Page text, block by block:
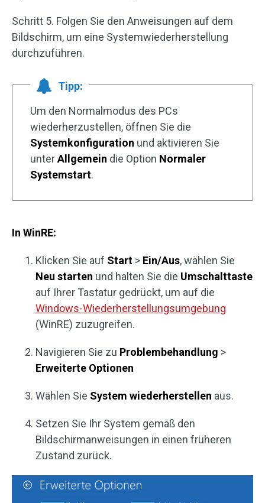
Schritt 5. Folgen Sie den Anweisungen auf dem
Bildschirm, um eine Systemwiederherstellung
durchzuführen.
Tipp:
Um den Normalmodus des PCs
wiederherzustellen, öffnen Sie die
Systemkonfiguration und aktivieren Sie
unterAllgemein die Option Normaler
Systemstart.
In WinRE:
Klicken Sie auf Start > Ein/Aus, wählen Sie
Neu starten und halten Sie die Umschalttaste
auf Ihrer Tastatur gedrückt, um auf die
Windows-Wiederherstellungsumgebung
(WinRE) zuzugreifen.
Navigieren Sie zu Problembehandlung >
Erweiterte Optionen
Wählen Sie System wiederherstellen aus.
Setzen Sie Ihr System gemäß den
Bildschirmanweisungen in einen früheren
Zustand zurück.